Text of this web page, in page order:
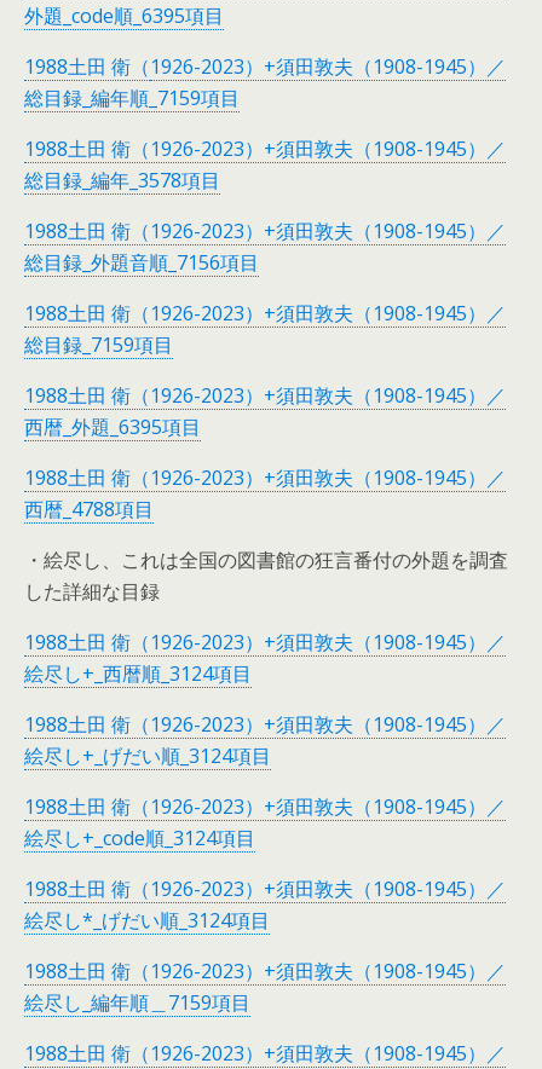
外題_code順_6395項目
1988土田 衛（1926-2023）+須田敦夫（1908-1945）／
総目録_編年順_7159項目
1988土田 衛（1926-2023）+須田敦夫（1908-1945）／
総目録_編年_3578項目
1988土田 衛（1926-2023）+須田敦夫（1908-1945）／
総目録_外題音順_7156項目
1988土田 衛（1926-2023）+須田敦夫（1908-1945）／
総目録_7159項目
1988土田 衛（1926-2023）+須田敦夫（1908-1945）／
西暦_外題_6395項目
1988土田 衛（1926-2023）+須田敦夫（1908-1945）／
西暦_4788項目
・絵尽し、これは全国の図書館の狂言番付の外題を調査
した詳細な目録
1988土田 衛（1926-2023）+須田敦夫（1908-1945）／
絵尽し+_西暦順_3124項目
1988土田 衛（1926-2023）+須田敦夫（1908-1945）／
絵尽し+_げだい順_3124項目
1988土田 衛（1926-2023）+須田敦夫（1908-1945）／
絵尽し+_code順_3124項目
1988土田 衛（1926-2023）+須田敦夫（1908-1945）／
絵尽し*_げだい順_3124項目
1988土田 衛（1926-2023）+須田敦夫（1908-1945）／
絵尽し_編年順＿7159項目
1988土田 衛（1926-2023）+須田敦夫（1908-1945）／